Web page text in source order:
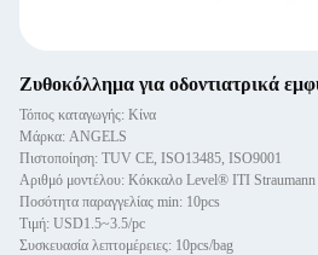
Ζυθοκόλλημα για οδοντιατρικά
Τόπος καταγωγής: Κίνα
Μάρκα: ANGELS
Πιστοποίηση: TUV CE, ISO13485, ISO9001
Αριθμό μοντέλου: Κόκκαλο Level® ITI Straumann
Ποσότητα παραγγελίας min: 10pcs
Τιμή: USD1.5~3.5/pc
Συσκευασία λεπτομέρειες: 10pcs/bag